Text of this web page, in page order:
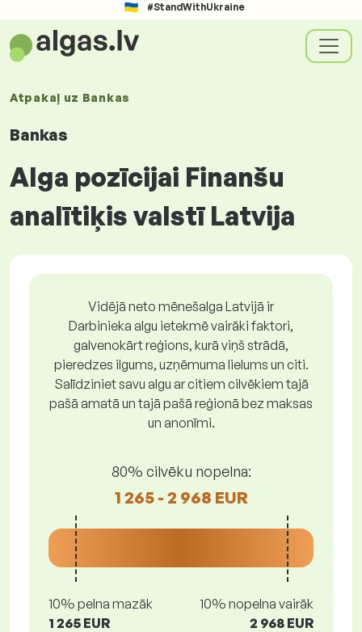
#StandWithUkraine
Atpakaļ uz Bankas
Bankas
Alga pozīcijai Finanšu
analītiķis valstī Latvija
Vidējā neto mēnešalga Latvijā ir
Darbinieka algu ietekmē vairāki faktori,
galvenokārt reģions, kurā viņš strādā,
pieredzes ilgums, uzņēmuma lielums un citi.
Salīdziniet savu algu ar citiem cilvēkiem tajā
pašā amatā un tajā pašā reģionā bez maksas
un anonīmi.
80% cilvēku nopelna:
1 265 - 2 968 EUR
10% pelna mazāk
1 265 EUR
10% nopelna vairāk
2 968 EUR